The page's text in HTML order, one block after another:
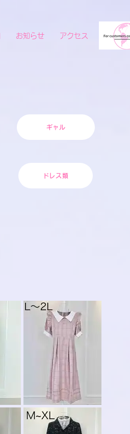
お知らせ アクセス
ギャル
ドレス類